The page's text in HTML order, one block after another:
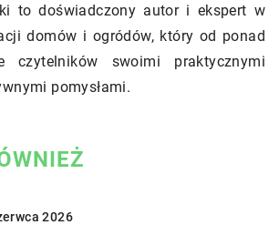
to doświadczony autor i ekspert w
domów i ogródów, który od ponad
swoimi praktycznymi
pomysłami.
2026